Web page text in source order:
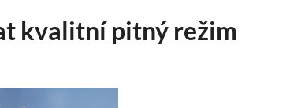
kvalitní pitný režim